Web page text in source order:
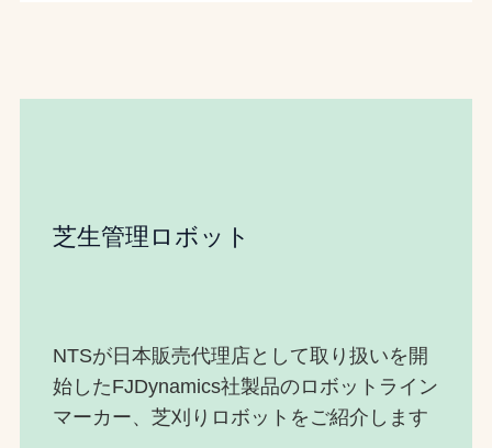
芝生管理ロボット
NTSが日本販売代理店として取り扱いを開
始したFJDynamics社製品のロボットライン
マーカー、芝刈りロボットをご紹介します